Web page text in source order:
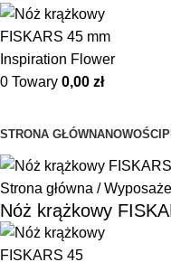
0 Towary 0,00 zł
STRONA GŁÓWNANOWOŚCI
Strona główna
Nóż krążkowy